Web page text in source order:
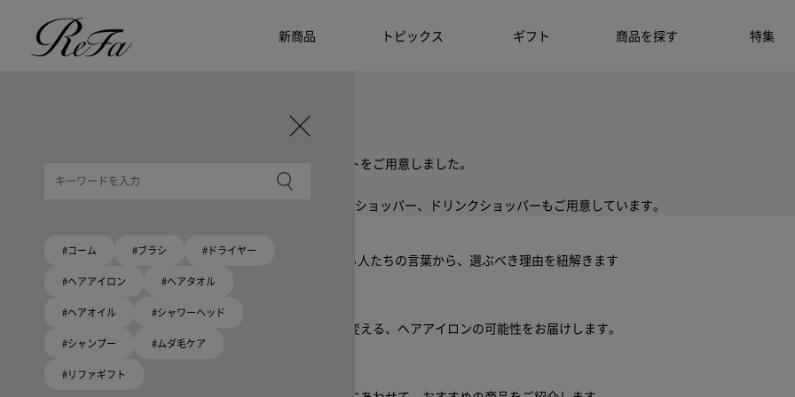
新商品 トピックス ギフト 商品を探す 特集
ReFa商品をご紹介します。プレゼント選びの参考に。
限定ラッピングバック・ショッパーまたはギフトスリーブセットをご用意しました。
大切な人への贈り物にリファオリジナルショッパー
リファロゴが入った、白色のショッパーを6サイズ、ピンク色のショッパー、ドリンクショッパーもご用意しています。
高機能ドライヤー Xモデルに宿る美学。上質な美しさを追求する人たちの言葉から、選ぶべき理由を紐解きます
いい髪めざす、大人たちへ。
髪がきれいって嬉しい。「でもヘアケアは大変」という概念を変える、ヘアアイロンの可能性をお届けします。
ブラシ・コームヘアケアルーティン
#コーム #ブラシ #ドライヤー
#ヘアアイロン #ヘアタオル
#ヘアオイル #シャワーヘッド
#シャンプー #ムダ毛ケア
#リファギフト